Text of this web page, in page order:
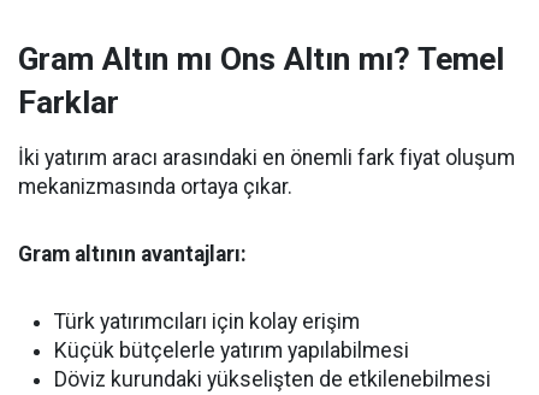
Gram Altın mı Ons Altın mı? Temel
Farklar
İki yatırım aracı arasındaki en önemli fark fiyat oluşum
mekanizmasında ortaya çıkar.
Gram altının avantajları:
Türk yatırımcıları için kolay erişim
Küçük bütçelerle yatırım yapılabilmesi
Döviz kurundaki yükselişten de etkilenebilmesi